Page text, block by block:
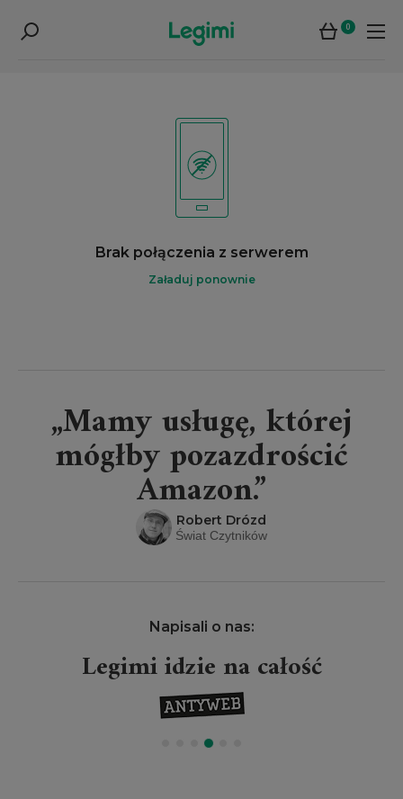
0
Brak połączenia z serwerem
Załaduj ponownie
„Mamy usługę, której
mógłby pozazdrościć
Amazon.”
Robert Drózd
Świat Czytników
Napisali o nas:
Legimi idzie na całość